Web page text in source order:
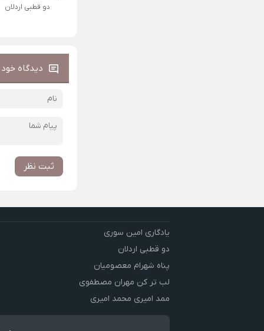
دو قطبی اردلان
دیدگاه خود
ثبت نظر
یادگاری امین سوری
دو قطبی اردلان
پناه شهرام معصومیان
لب تر کن مهران مصطفوی
ممد امیری محمد امیری